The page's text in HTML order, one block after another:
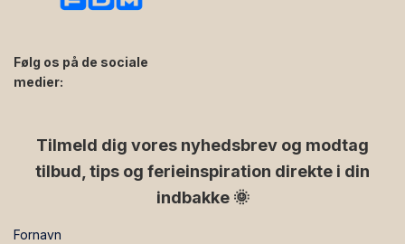
Følg os på de sociale
medier:
Tilmeld dig vores nyhedsbrev og modtag
tilbud, tips og ferieinspiration direkte i din
indbakke 🌞
Fornavn